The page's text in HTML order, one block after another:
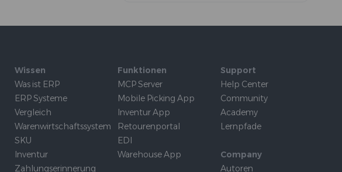
Wissen
Was ist ERP
ERP Systeme
Vergleich
Warenwirtschaftssystem
SKU
Inventur
Zahlungserinnerung
Funktionen
MCP Server
Mobile Picking App
Inventur App
Retourenportal
EDI
Warehouse App
Support
Help Center
Community
Academy
Lernpfade
Company
Autoren